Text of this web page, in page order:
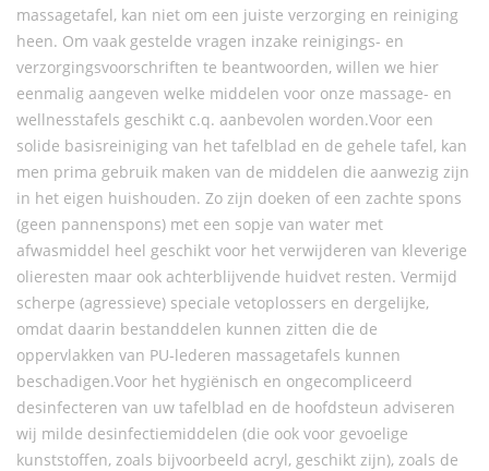
massagetafel, kan niet om een juiste verzorging en reiniging
heen. Om vaak gestelde vragen inzake reinigings- en
verzorgingsvoorschriften te beantwoorden, willen we hier
eenmalig aangeven welke middelen voor onze massage- en
wellnesstafels geschikt c.q. aanbevolen worden.Voor een
solide basisreiniging van het tafelblad en de gehele tafel, kan
men prima gebruik maken van de middelen die aanwezig zijn
in het eigen huishouden. Zo zijn doeken of een zachte spons
(geen pannenspons) met een sopje van water met
afwasmiddel heel geschikt voor het verwijderen van kleverige
olieresten maar ook achterblijvende huidvet resten. Vermijd
scherpe (agressieve) speciale vetoplossers en dergelijke,
omdat daarin bestanddelen kunnen zitten die de
oppervlakken van PU-lederen massagetafels kunnen
beschadigen.Voor het hygiënisch en ongecompliceerd
desinfecteren van uw tafelblad en de hoofdsteun adviseren
wij milde desinfectiemiddelen (die ook voor gevoelige
kunststoffen, zoals bijvoorbeeld acryl, geschikt zijn), zoals de